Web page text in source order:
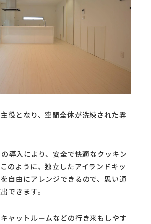
役となり、空間全体が洗練された雰
導入により、安全で快適なクッキン
のように、独立したアイランドキッ
自由にアレンジできるので、思い通
できます。
ャットルームなどの行き来もしやす